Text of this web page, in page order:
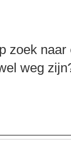
zoek
weg